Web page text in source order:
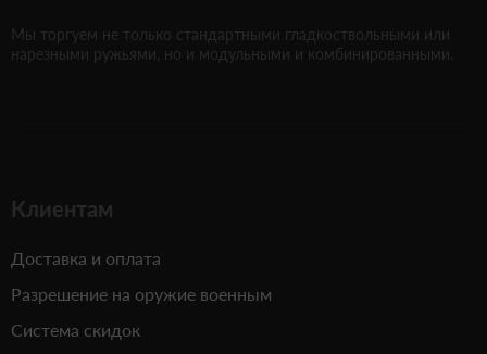
Мы торгуем не только стандартными гладкоствольными или
нарезными ружьями, но и модульными и комбинированными.
Клиентам
Доставка и оплата
Разрешение на оружие военным
Система скидок